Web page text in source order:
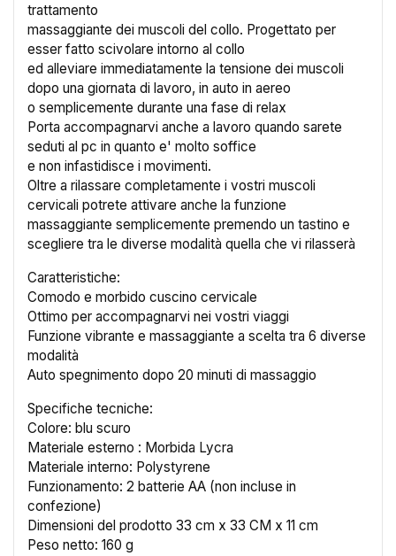
trattamento
massaggiante dei muscoli del collo. Progettato per
esser fatto scivolare intorno al collo
ed alleviare immediatamente la tensione dei muscoli
dopo una giornata di lavoro, in auto in aereo
o semplicemente durante una fase di relax
Porta accompagnarvi anche a lavoro quando sarete
seduti al pc in quanto e' molto soffice
e non infastidisce i movimenti.
Oltre a rilassare completamente i vostri muscoli
cervicali potrete attivare anche la funzione
massaggiante semplicemente premendo un tastino e
scegliere tra le diverse modalità quella che vi rilasserà
Caratteristiche:
Comodo e morbido cuscino cervicale
Ottimo per accompagnarvi nei vostri viaggi
Funzione vibrante e massaggiante a scelta tra 6 diverse
modalità
Auto spegnimento dopo 20 minuti di massaggio
Specifiche tecniche:
Colore: blu scuro
Materiale esterno : Morbida Lycra
Materiale interno: Polystyrene
Funzionamento: 2 batterie AA (non incluse in
confezione)
Dimensioni del prodotto 33 cm x 33 CM x 11 cm
Peso netto: 160 g